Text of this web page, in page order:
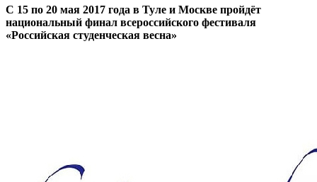
С 15 по 20 мая 2017 года в Туле и Москве пройдёт
национальный финал всероссийского фестиваля
«Российская студенческая весна»